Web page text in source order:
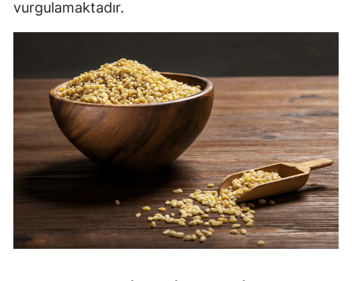
vurgulamaktadır.